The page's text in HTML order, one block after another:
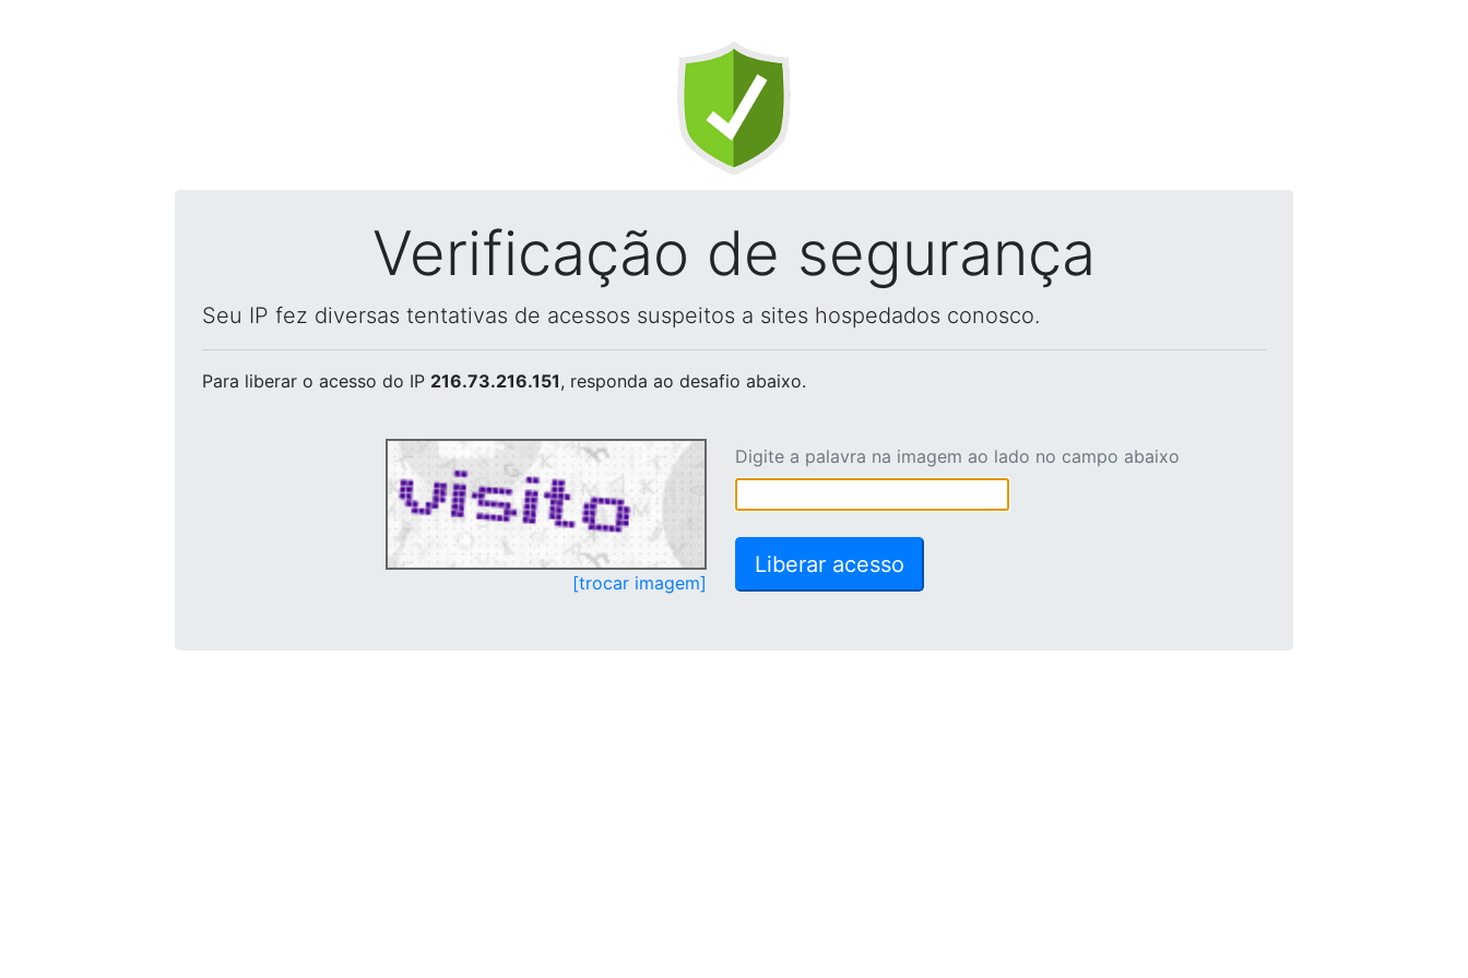
Verificação de segurança
Seu IP fez diversas tentativas de acessos suspeitos a sites hospedados conosco.
Para liberar o acesso do IP 216.73.216.151, responda ao desafio abaixo.
[trocar imagem]
Digite a palavra na imagem ao lado no campo abaixo